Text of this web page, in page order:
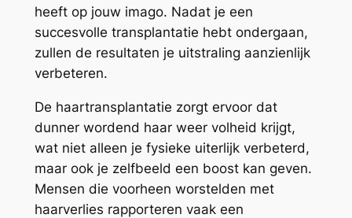
heeft op jouw imago. Nadat je een
succesvolle transplantatie hebt ondergaan,
zullen de resultaten je uitstraling aanzienlijk
verbeteren.
De haartransplantatie zorgt ervoor dat
dunner wordend haar weer volheid krijgt,
wat niet alleen je fysieke uiterlijk verbeterd,
maar ook je zelfbeeld een boost kan geven.
Mensen die voorheen worstelden met
haarverlies rapporteren vaak een